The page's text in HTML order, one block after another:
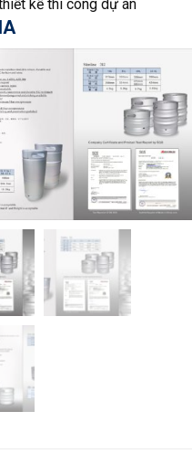
kế thi công dự án